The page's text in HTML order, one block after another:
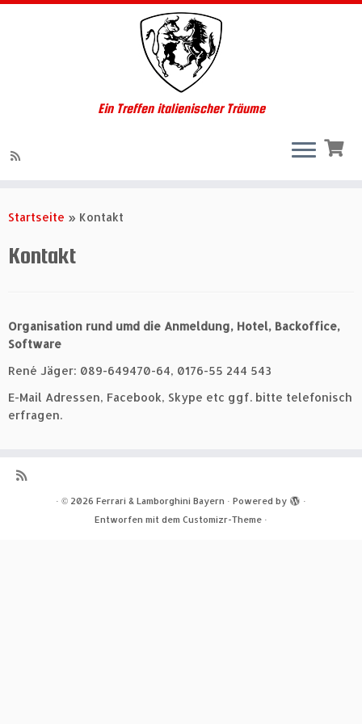
Inhalt
Ein Treffen italienischer Träume
Startseite » Kontakt
Kontakt
Organisation rund umd die Anmeldung, Hotel, Backoffice,
Software
René Jäger: 089-649470-64, 0176-55 244 543
E-Mail Adressen, Facebook, Skype etc ggf. bitte telefonisch
erfragen.
· © 2026 Ferrari & Lamborghini Bayern · Powered by
·
Entworfen mit dem Customizr-Theme ·